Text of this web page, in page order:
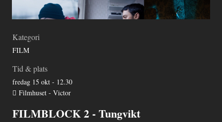
Kategori
FILM
Tid & plats
fredag 15 okt - 12.30
Filmhuset - Victor
FILMBLOCK 2 - Tungvikt